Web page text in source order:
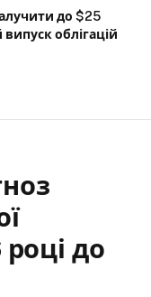
до $25
облігацій
до